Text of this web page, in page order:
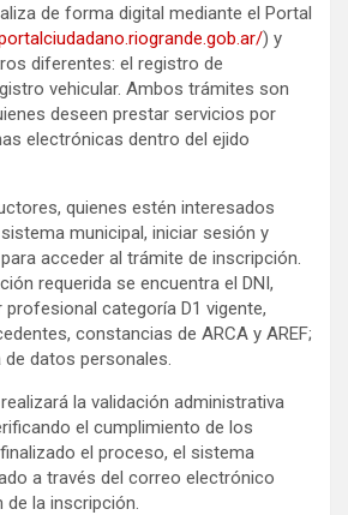
de forma digital mediante el Portal
) y
diferentes: el registro de
vehicular. Ambos trámites son
deseen prestar servicios por
electrónicas dentro del ejido
quienes estén interesados
municipal, iniciar sesión y
acceder al trámite de inscripción.
requerida se encuentra el DNI,
categoría D1 vigente,
constancias de ARCA y AREF;
datos personales.
la validación administrativa
el cumplimiento de los
el proceso, el sistema
a través del correo electrónico
la inscripción.